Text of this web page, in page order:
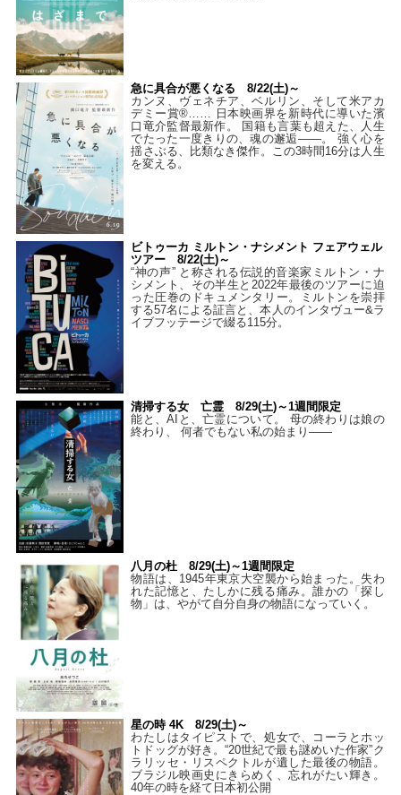
急に具合が悪くなる 8/22(土)～
カンヌ、ヴェネチア、ベルリン、そして米アカ
デミー賞®…… 日本映画界を新時代に導いた濱
口竜介監督最新作。 国籍も言葉も超えた、人生
でたった一度きりの、魂の邂逅――。 強く心を
揺さぶる、比類なき傑作。この3時間16分は人生
を変える。
ビトゥーカ ミルトン・ナシメント フェアウェル
ツアー 8/22(土)～
“神の声” と称される伝説的音楽家ミルトン・ナ
シメント、その半生と2022年最後のツアーに迫
った圧巻のドキュメンタリー。ミルトンを崇拝
する57名による証言と、本人のインタヴュー&ラ
イブフッテージで綴る115分。
清掃する女 亡霊 8/29(土)～1週間限定
能と、AIと、亡霊について。 母の終わりは娘の
終わり、 何者でもない私の始まり――
八月の杜 8/29(土)～1週間限定
物語は、1945年東京大空襲から始まった。失わ
れた記憶と、たしかに残る痛み。誰かの「探し
物」は、やがて自分自身の物語になっていく。
星の時 4K 8/29(土)～
わたしはタイピストで、処⼥で、コーラとホッ
トドッグが好き。“20世紀で最も謎めいた作家”ク
ラリッセ・リスペクトルが遺した最後の物語。
ブラジル映画史にきらめく、忘れがたい輝き。
40年の時を経て⽇本初公開